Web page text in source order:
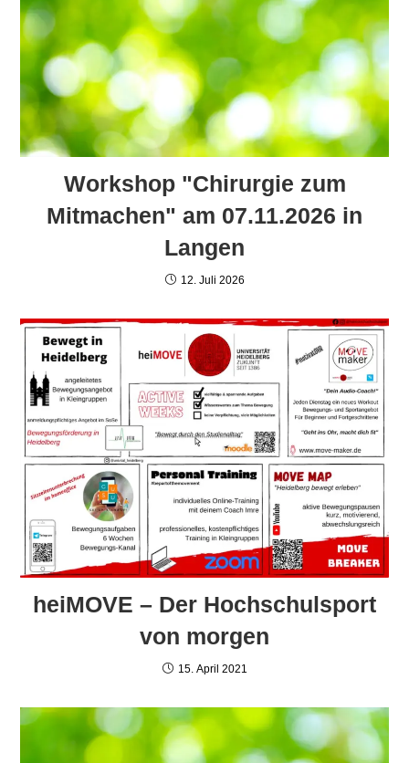
Workshop "Chirurgie zum
Mitmachen" am 07.11.2026 in
Langen
12. Juli 2026
heiMOVE – Der Hochschulsport
von morgen
15. April 2021